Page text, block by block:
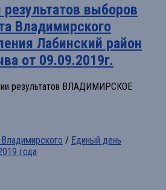
выборов
Владимирского
Лабинский район
от 09.09.2019г.
результатов ВЛАДИМИРСКОЕ
/ Единый день
года